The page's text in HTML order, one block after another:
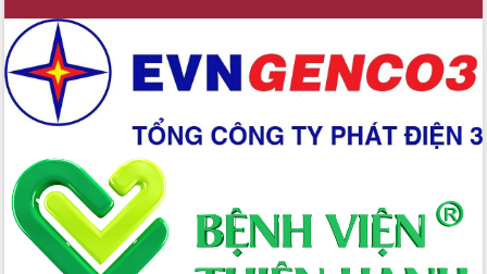
Phó Chủ tịch UBND tỉnh Đắk Lắk
Trương Công Thái kiểm tra thực địa
Dự án cao tốc Khánh Hòa - Buôn Ma
Thuột
Định vị cà phê Việt Nam như một “di
sản sống” trong dòng chảy toàn cầu
Xây dựng nông thôn mới: Nâng cao đời
sống người dân từ những mô hình thiết
thực
Quyết liệt tháo gỡ vướng mắc, đẩy
nhanh tiến độ các dự án trọng điểm